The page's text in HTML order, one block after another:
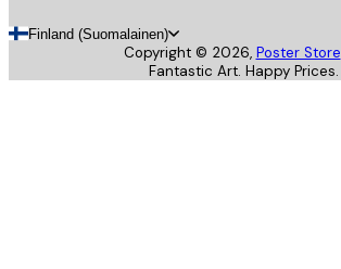
Finland (Suomalainen)
Copyright © 2026, Poster Store
Fantastic Art. Happy Prices.